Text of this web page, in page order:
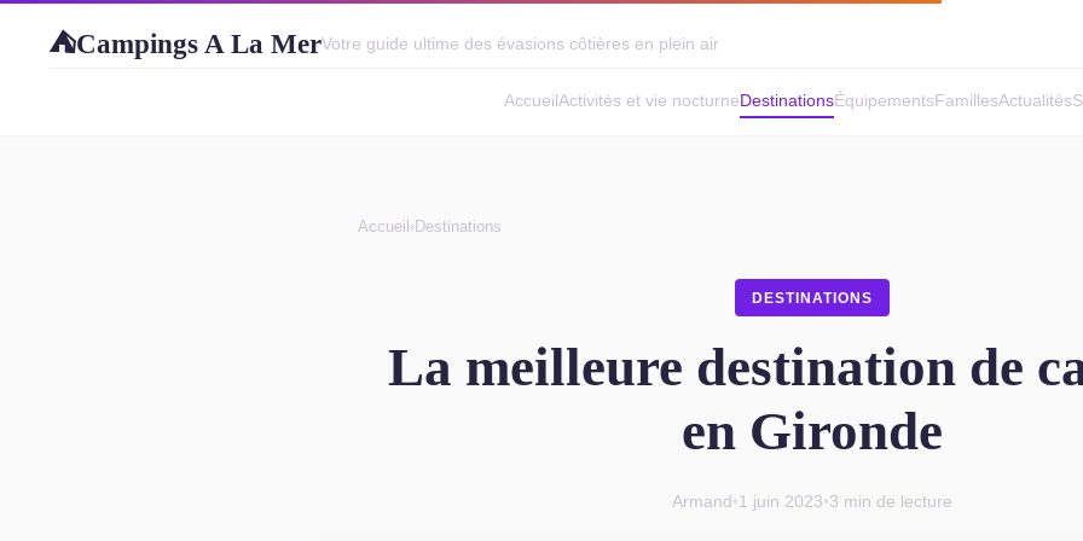
⛺Campings A La MerVotre guide ultime des évasions côtières en plein air
AccueilActivités et vie nocturneDestinationsÉquipementsFamillesActualités
Accueil ›Destinations
DESTINATIONS
La meilleure destination de
en Gironde
Armand•1 juin 2023•3 min de lecture